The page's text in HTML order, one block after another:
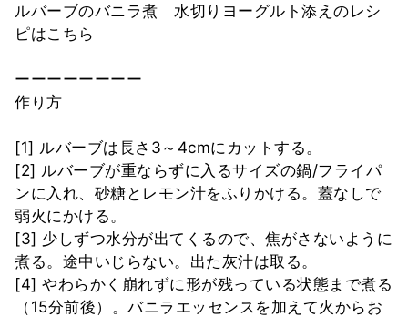
ルバーブのバニラ煮 水切りヨーグルト添えのレシ
ピはこちら
ーーーーーーーー
作り方
[1] ルバーブは長さ3～4cmにカットする。
[2] ルバーブが重ならずに入るサイズの鍋/フライパ
ンに入れ、砂糖とレモン汁をふりかける。蓋なしで
弱火にかける。
[3] 少しずつ水分が出てくるので、焦がさないように
煮る。途中いじらない。出た灰汁は取る。
[4] やわらかく崩れずに形が残っている状態まで煮る
（15分前後）。バニラエッセンスを加えて火からお